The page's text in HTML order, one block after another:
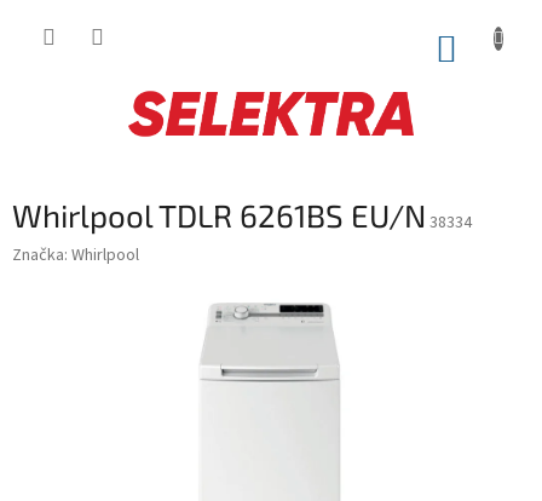
Whirlpool TDLR 6261BS EU/N 38334
Značka: Whirlpool